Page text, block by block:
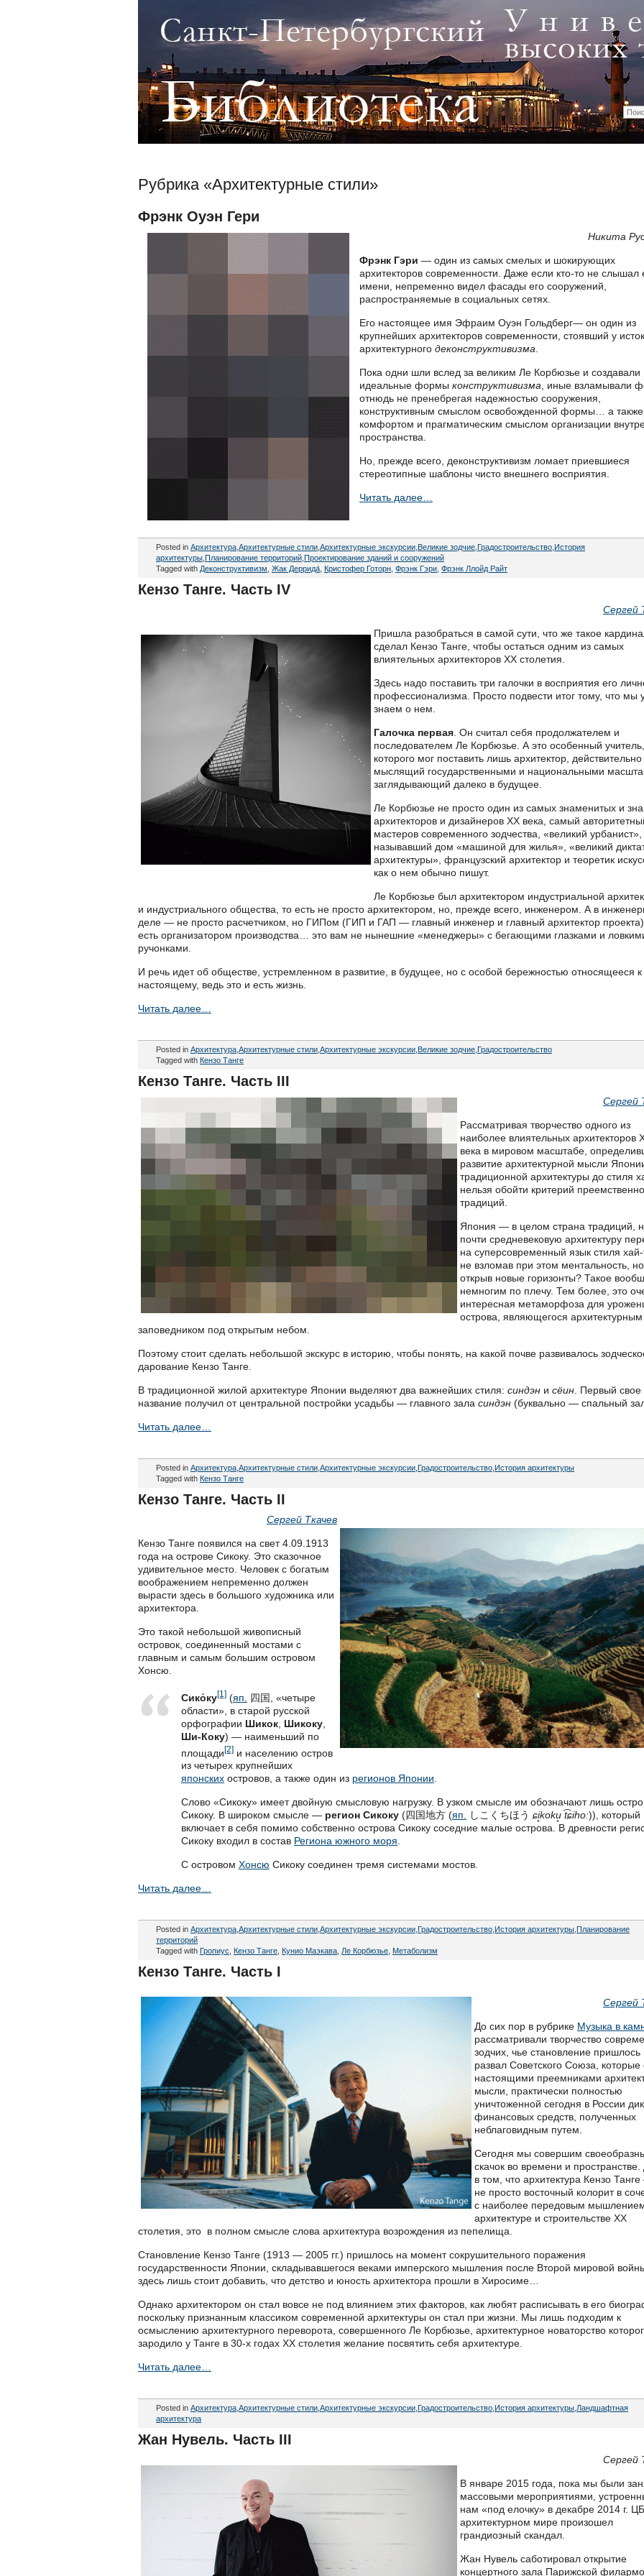
Рубрика «Архитектурные стили»
Фрэнк Оуэн Гери
Никита
Фрэнк Гэри — один из самых смелых и шокирующих
архитекторов современности. Даже если кто-то не слышал
имени, непременно видел фасады его сооружений,
распространяемые в социальных сетях.
Его настоящее имя Эфраим Оуэн Гольдберг— он один из
крупнейших архитекторов современности, стоявший у
архитектурного деконструктивизма
Пока одни шли вслед за великим Ле Корбюзье и создавали
идеальные формы конструктивизма , иные взламывали
отнюдь не пренебрегая надежностью сооружения,
конструктивным смыслом освобожденной формы… а также
комфортом и прагматическим смыслом организации
пространства.
Но, прежде всего, деконструктивизм ломает приевшиеся
стереотипные шаблоны чисто внешнего восприятия.
Читать далее…
Posted in Архитектура Архитектурные стили Архитектурные экскурсии Великие зодчие Градостроительство История
архитектуры Планирование территорий Проектирование зданий и сооружений
Tagged with Деконструктивизм Жак Деррида́ Кристофер Готорн Фрэнк Гэри Фрэнк Ллойд Райт
Кензо Танге. Часть IV
Сергей
Пришла разобраться в самой сути, что же такое
сделал Кензо Танге, чтобы остаться одним из самых
влиятельных архитекторов ХХ столетия.
Здесь надо поставить три галочки в восприятия его
профессионализма. Просто подвести итог тому, что мы
знаем о нем.
Галочка первая . Он считал себя продолжателем и
последователем Ле Корбюзье. А это особенный
которого мог поставить лишь архитектор, действительно
мыслящий государственными и национальными
заглядывающий далеко в будущее.
Ле Корбюзье не просто один из самых знаменитых и
архитекторов и дизайнеров XX века, самый
мастеров современного зодчества, «великий урбанист»,
называвший дом «машиной для жилья», «великий
архитектуры», французский архитектор и теоретик
как о нем обычно пишут.
Ле Корбюзье был архитектором индустриальной
и индустриального общества, то есть не просто архитектором, но, прежде всего, инженером. А в
деле — не просто расчетчиком, но ГИПом (ГИП и ГАП — главный инженер и главный архитектор
есть организатором производства… это вам не нынешние «менеджеры» с бегающими глазками и
ручонками.
И речь идет об обществе, устремленном в развитие, в будущее, но с особой бережностью относящееся к
настоящему, ведь это и есть жизнь.
Читать далее…
Posted in Архитектура Архитектурные стили Архитектурные экскурсии Великие зодчие Градостроительство
Tagged with Кензо Танге
Кензо Танге. Часть III
Сергей
Рассматривая творчество одного из
наиболее влиятельных архитекторов
века в мировом масштабе,
развитие архитектурной мысли
традиционной архитектуры до стиля
нельзя обойти критерий
традиций.
Япония — в целом страна традиций,
почти средневековую архитектуру
на суперсовременный язык стиля хай-
не взломав при этом ментальность, но
открыв новые горизонты? Такое
немногим по плечу. Тем более, это
интересная метаморфоза для
острова, являющегося архитектурным
заповедником под открытым небом.
Поэтому стоит сделать небольшой экскурс в историю, чтобы понять, на какой почве развивалось
дарование Кензо Танге.
В традиционной жилой архитектуре Японии выделяют два важнейших стиля: синдэн и сёин . Первый свое
название получил от центральной постройки усадьбы — главного зала синдэн (буквально — спальный
Читать далее…
Posted in Архитектура Архитектурные стили Архитектурные экскурсии Градостроительство История архитектуры
Tagged with Кензо Танге
Кензо Танге. Часть II
Сергей Ткачев
Кензо Танге появился на свет 4.09.1913
года на острове Сикоку. Это сказочное
удивительное место. Человек с богатым
воображением непременно должен
вырасти здесь в большого художника или
архитектора.
Это такой небольшой живописный
островок, соединенный мостами с
главным и самым большим островом
Хонсю.
Сико́ку[1] (яп.
四国, «четыре
области», в старой русской
орфографии Шикок Шикоку
Ши-Коку) — наименьший по
площади[2] и населению остров
из четырех крупнейших
японских островов, а также один из регионов Японии.
Слово «Сикоку» имеет двойную смысловую нагрузку. В узком смысле им обозначают лишь
Сикоку. В широком смысле — регион Сикоку (四国地方 (яп. しこくちほう ɕi̥koku̥ t͡ɕihoː)), который
включает в себя помимо собственно острова Сикоку соседние малые острова. В древности
Сикоку входил в состав Региона южного моря.
С островом Хонсю Сикоку соединен тремя системами мостов.
Читать далее…
Posted in Архитектура Архитектурные стили Архитектурные экскурсии Градостроительство История архитектуры Планирование
территорий
Tagged with Гропиус Кензо Танге Кунио Маэкава Ле Корбюзье Метаболизм
Кензо Танге. Часть I
Сергей
До сих пор в рубрике Музыка в
рассматривали творчество
зодчих, чье становление пришлось
развал Советского Союза, которые
настоящими преемниками
мысли, практически полностью
уничтоженной сегодня в России
финансовых средств, полученных
неблаговидным путем.
Сегодня мы совершим
скачок во времени и
в том, что архитектура Кензо
не просто восточный колорит в
с наиболее передовым
архитектуре и строительстве ХХ
столетия, это в полном смысле слова архитектура возрождения из пепелища.
Становление Кензо Танге (1913 — 2005 гг.) пришлось на момент сокрушительного поражения
государственности Японии, складывавшегося веками имперского мышления после Второй мировой
здесь лишь стоит добавить, что детство и юность архитектора прошли в Хиросиме…
Однако архитектором он стал вовсе не под влиянием этих факторов, как любят расписывать в его
поскольку признанным классиком современной архитектуры он стал при жизни. Мы лишь подходим к
осмыслению архитектурного переворота, совершенного Ле Корбюзье, архитектурное новаторство
зародило у Танге в 30-х годах ХХ столетия желание посвятить себя архитектуре.
Читать далее…
Posted in Архитектура Архитектурные стили Архитектурные экскурсии Градостроительство История архитектуры Ландшафтная
архитектура
Жан Нувель. Часть III
Сергей
В январе 2015 года, пока мы были
массовыми мероприятиями,
нам «под елочку» в декабре 2014 г.
архитектурном мире произошел
грандиозный скандал.
Жан Нувель саботировал открытие
концертного зала Парижской